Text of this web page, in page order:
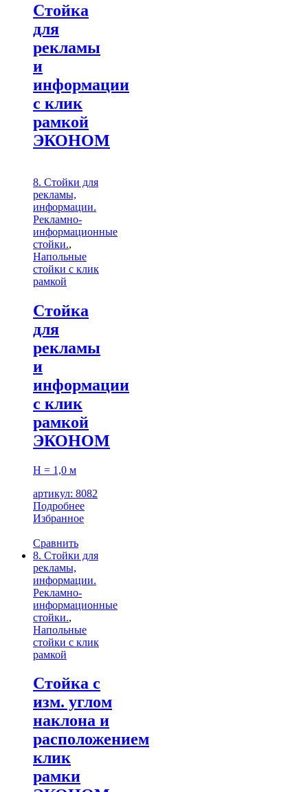
Стойка
для
рекламы
и
информации
с клик
рамкой
ЭКОНОМ
8. Стойки для
рекламы,
информации.
Рекламно-
информационные
стойки.,
Напольные
стойки с клик
рамкой
Стойка
для
рекламы
и
информации
с клик
рамкой
ЭКОНОМ
H = 1,0 м
артикул: 8082
Подробнее
Избранное
Сравнить
8. Стойки для
рекламы,
информации.
Рекламно-
информационные
стойки.,
Напольные
стойки с клик
рамкой
Стойка с
изм. углом
наклона и
расположением
клик
рамки